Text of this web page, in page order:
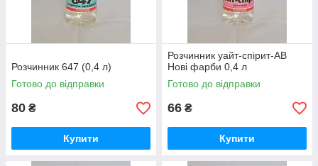
Розчинник 647 (0,4 л)
Готово до відправки
80 ₴
Купити
Розчинник уайт-спірит-АВ
Нові фарби 0,4 л
Готово до відправки
66 ₴
Купити